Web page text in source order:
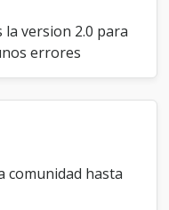
la version 2.0 para
errores
comunidad hasta